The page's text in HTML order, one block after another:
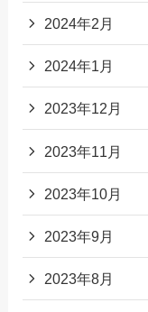
2024年2月
2024年1月
2023年12月
2023年11月
2023年10月
2023年9月
2023年8月